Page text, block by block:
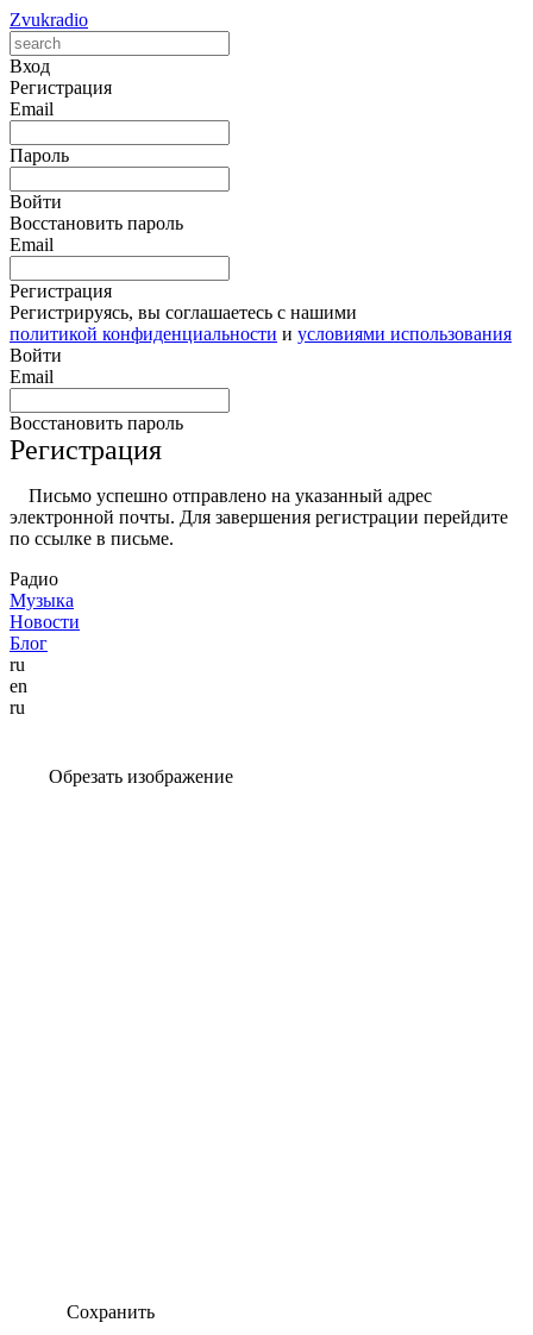
Zvukradio
Вход
Регистрация
Email
Пароль
Войти
Восстановить пароль
Email
Регистрация
Регистрируясь, вы соглашаетесь с нашими
политикой конфиденциальности и условиями использования
Войти
Email
Восстановить пароль
Регистрация
Письмо успешно отправлено на указанный адрес
электронной почты. Для завершения регистрации перейдите
по ссылке в письме.
Радио
Музыка
Новости
Блог
ru
en
ru
Обрезать изображение
Сохранить